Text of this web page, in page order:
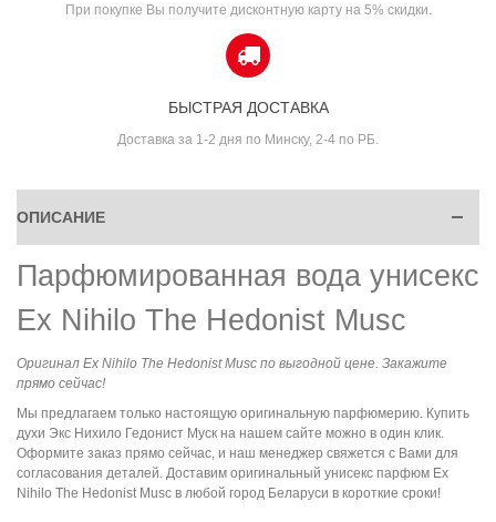
При покупке Вы получите дисконтную карту на 5% скидки.
БЫСТРАЯ ДОСТАВКА
Доставка за 1-2 дня по Минску, 2-4 по РБ.
ОПИСАНИЕ
Парфюмированная вода унисекс
Ex Nihilo The Hedonist Musc
Оригинал Ex Nihilo The Hedonist Musc по выгодной цене. Закажите
прямо сейчас!
Мы предлагаем только настоящую оригинальную парфюмерию. Купить
духи Экс Нихило Гедонист Муск на нашем сайте можно в один клик.
Оформите заказ прямо сейчас, и наш менеджер свяжется с Вами для
согласования деталей. Доставим оригинальный унисекс парфюм Ex
Nihilo The Hedonist Musc в любой город Беларуси в короткие сроки!